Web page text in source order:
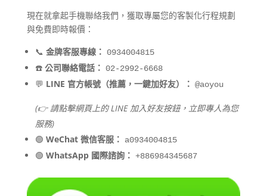
現在就拿起手機聯絡我們，獲取專屬您的客製化行程規劃
與免費即時報價：
📞 金牌客服專線： 0934004815
☎️ 公司聯絡電話： 02-2992-6668
💬 LINE 官方帳號（推薦，一鍵加好友）： @aoyou
(👉 請點擊網頁上的 LINE 加入好友按鈕，立即專人為您
服務)
🟢 WeChat 微信客服： a0934004815
🟢 WhatsApp 國際諮詢： +886984345687